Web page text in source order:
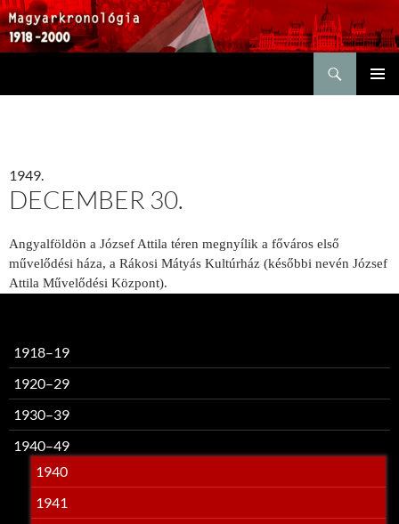
1949.
DECEMBER 30.
Angyalföldön a József Attila téren megnyílik a főváros első
művelődési háza, a Rákosi Mátyás Kultúrház (későbbi nevén József
Attila Művelődési Központ).
1918–19
1920–29
1930–39
1940–49
1940
1941